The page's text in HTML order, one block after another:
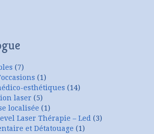
(7)
(1)
esthétiques (14)
laser (5)
localisée (1)
Laser Thérapie – Led (3)
et Détatouage (1)